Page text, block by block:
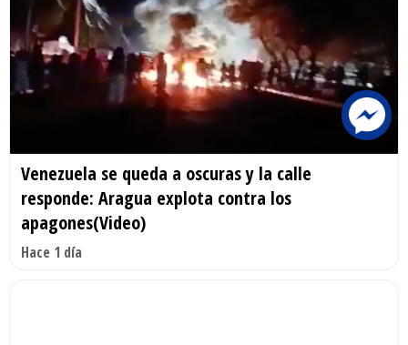
Venezuela se queda a oscuras y la calle
responde: Aragua explota contra los
apagones(Video)
Hace 1 día